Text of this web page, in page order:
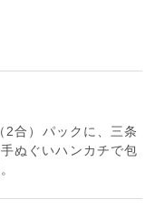
合）パックに、三条
ぬぐいハンカチで包